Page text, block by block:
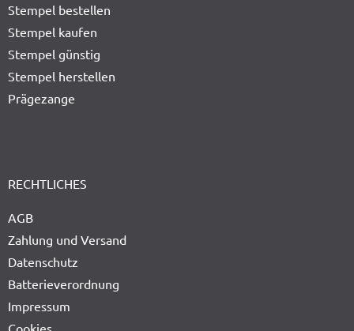
Stempel bestellen
Stempel kaufen
Stempel günstig
Stempel herstellen
Prägezange
RECHTLICHES
AGB
Zahlung und Versand
Datenschutz
Batterieverordnung
Impressum
Cookies